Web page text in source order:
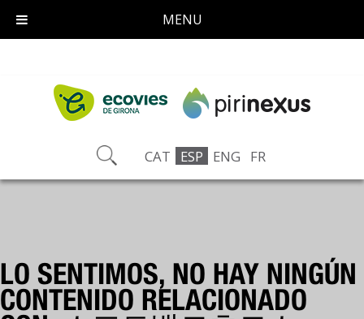
CAT ESP ENG FR
LO SENTIMOS, NO HAY NINGÚN
CONTENIDO RELACIONADO
MENU